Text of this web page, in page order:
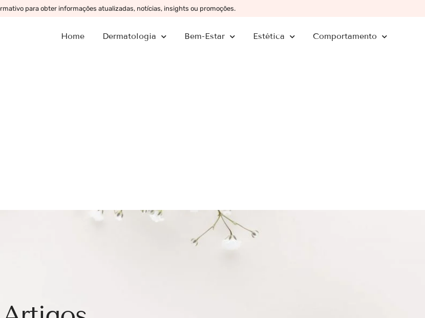
para obter informações atualizadas, notícias, insights ou promoções.
Home Dermatologia Bem-Estar Estética Comportamento